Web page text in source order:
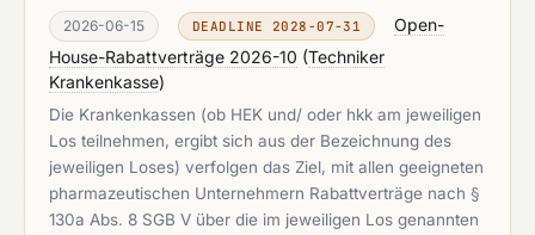
2026-06-15 DEADLINE 2028-07-31
Open-
House-Rabattverträge 2026-10 (Techniker
Krankenkasse)
Die Krankenkassen (ob HEK und/ oder hkk am jeweiligen
Los teilnehmen, ergibt sich aus der Bezeichnung des
jeweiligen Loses) verfolgen das Ziel, mit allen geeigneten
pharmazeutischen Unternehmern Rabattverträge nach §
130a Abs. 8 SGB V über die im jeweiligen Los genannten